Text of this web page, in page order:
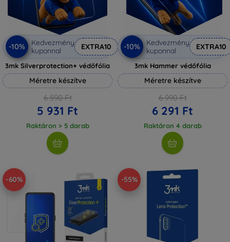
-10%
Kedvezmény
kuponnal
EXTRA10
3mk Silverprotection+ védőfólia
Méretre készítve
6 590 Ft
5 931 Ft
Raktáron > 5 darab
-10%
Kedvezmény
kuponnal
EXTRA10
3mk Hammer védőfólia
Méretre készítve
6 990 Ft
6 291 Ft
Raktáron 4 darab
-60% -55%